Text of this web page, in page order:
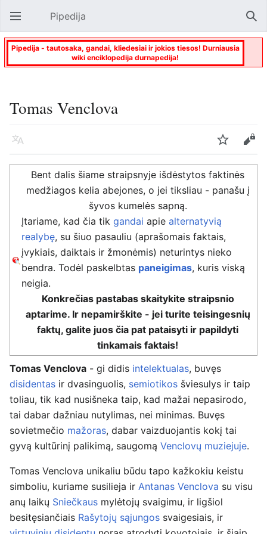
Atverti pagrindinį meniu Pipedija
Pipedija - tautosaka, gandai, kliedesiai ir jokios tiesos! Durniausia
wiki enciklopedija durnapedija!
Tomas Venclova
Kalba Stebėti Keisti
Bent dalis šiame straipsnyje išdėstytos faktinės
medžiagos kelia abejones, o jei tiksliau - panašu į
šyvos kumelės sapną.
Įtariame, kad čia tikgandai apiealternatyvią
realybę, su šiuo pasauliu (aprašomais faktais,
įvykiais, daiktais ir žmonėmis) neturintys nieko
bendra. Todėl paskelbtas paneigimas, kuris viską
neigia.
Konkrečias pastabas skaitykite straipsnio
aptarime. Ir nepamirškite - jei turite teisingesnių
faktų, galite juos čia pat pataisyti ir papildyti
tinkamais faktais!
Tomas Venclova - gi didis intelektualas, buvęs
disidentas ir dvasinguolis, semiotikos šviesulys ir taip
toliau, tik kad nusišneka taip, kad mažai nepasirodo,
tai dabar dažniau nutylimas, nei minimas. Buvęs
sovietmečio mažoras, dabar vaizduojantis kokį tai
gyvą kultūrinį palikimą, saugomą Venclovų muziejuje.
Tomas Venclova unikaliu būdu tapo kažkokiu keistu
simboliu, kuriame susilieja ir Antanas Venclova su visu
anų laikų Sniečkaus mylėtojų svaigimu, ir ligšiol
besitęsiančiais Rašytojų sąjungos svaigesiais, ir